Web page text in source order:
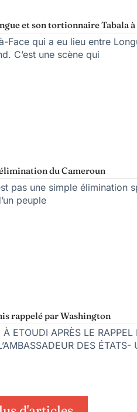
et son tortionnaire Tabala
Face qui a eu lieu entre
C’est une scène qui
du Cameroun
pas une simple élimination
peuple
rappelé par Washington
À ETOUDI APRÈS LE
DES